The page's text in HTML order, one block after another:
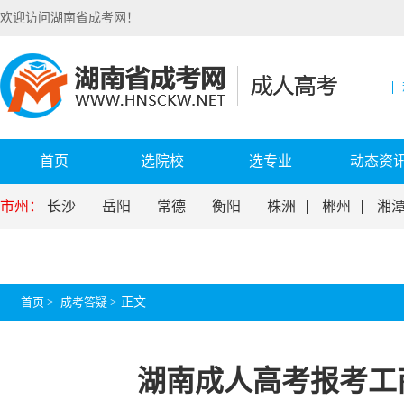
欢迎访问湖南省成考网！
首页 选院校 选专业 动态资
市州： 长沙 岳阳 常德 衡阳 株洲 郴州 湘
首页 > 成考答疑 > 正文
湖南成人高考报考